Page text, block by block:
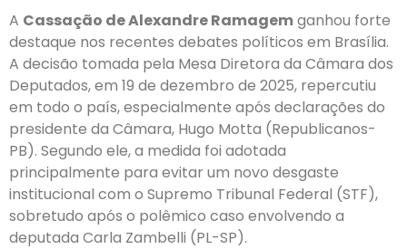
A Cassação de Alexandre Ramagemganhou forte
destaque nos recentes debates políticos em Brasília.
A decisão tomada pela Mesa Diretora da Câmara dos
Deputados, em 19 de dezembro de 2025, repercutiu
em todo o país, especialmente após declarações do
presidente da Câmara, Hugo Motta (Republicanos-
PB). Segundo ele, a medida foi adotada
principalmente para evitar um novo desgaste
institucional com o Supremo Tribunal Federal (STF),
sobretudo após o polêmico caso envolvendo a
deputada Carla Zambelli (PL-SP).